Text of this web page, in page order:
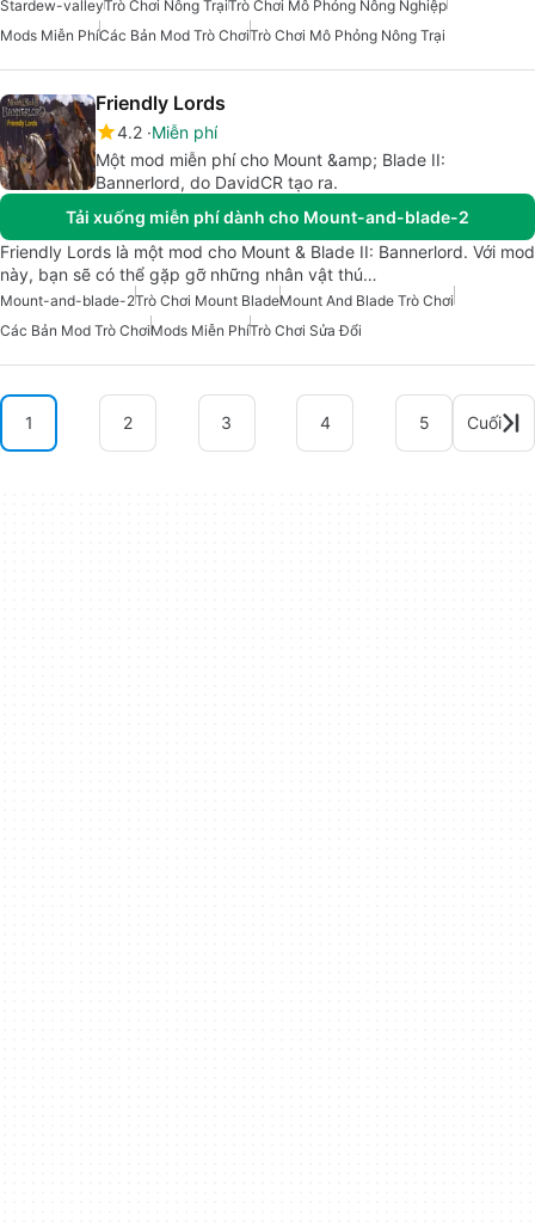
Stardew-valleyTrò Chơi Nông TrạiTrò Chơi Mô Phỏng Nông Nghiệp
Mods Miễn PhíCác Bản Mod Trò ChơiTrò Chơi Mô Phỏng Nông Trại
Friendly Lords
4.2 Miễn phí
Một mod miễn phí cho Mount &amp; Blade II:
Bannerlord, do DavidCR tạo ra.
Tải xuống miễn phí dành cho Mount-and-blade-2
Friendly Lords là một mod cho Mount & Blade II: Bannerlord. Với mod
này, bạn sẽ có thể gặp gỡ những nhân vật thú…
Mount-and-blade-2Trò Chơi Mount BladeMount And Blade Trò Chơi
Các Bản Mod Trò ChơiMods Miễn PhíTrò Chơi Sửa Đổi
1 2 3 4 5 Cuối